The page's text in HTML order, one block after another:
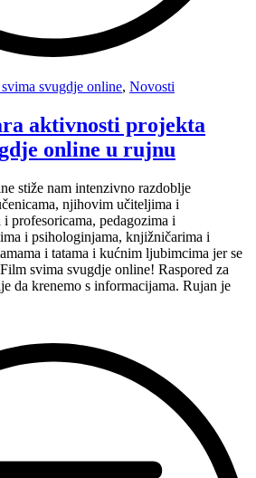
svugdje online, Novosti
aktivnosti projekta
online u rujnu
stiže nam intenzivno razdoblje
njihovim učiteljima i
profesoricama, pedagozima i
i psihologinjama, knjižničarima i
i tatama i kućnim ljubimcima jer se
svima svugdje online! Raspored za
da krenemo s informacijama. Rujan je